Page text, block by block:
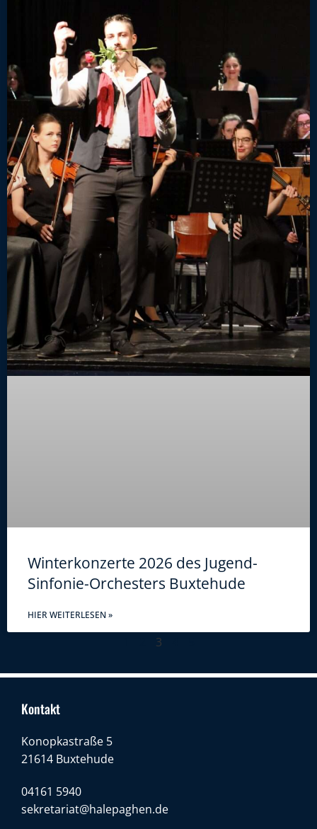
Winterkonzerte 2026 des Jugend-
Sinfonie-Orchesters Buxtehude
HIER WEITERLESEN »
3
Kontakt
Konopkastraße 5
21614 Buxtehude
04161 5940
sekretariat@halepaghen.de